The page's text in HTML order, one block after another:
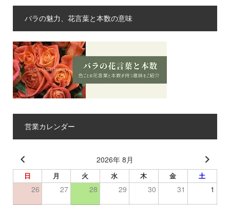
バラの魅力、花言葉と本数の意味
営業カレンダー
2026年 8月
日 月 火 水 木 金 土
26 27 28 29 30 31 1